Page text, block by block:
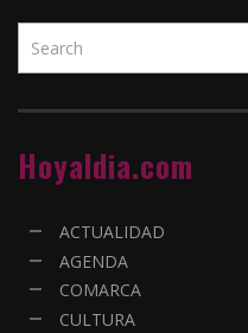
Hoyaldia.com
ACTUALIDAD
AGENDA
COMARCA
CULTURA